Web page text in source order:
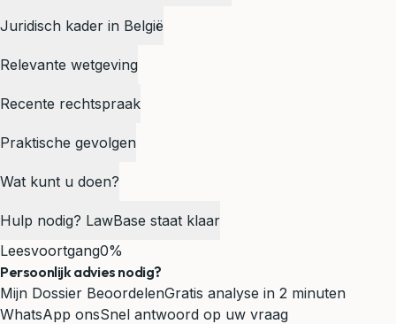
Juridisch kader in België
Relevante wetgeving
Recente rechtspraak
Praktische gevolgen
Wat kunt u doen?
Hulp nodig? LawBase staat klaar
Leesvoortgang0%
Persoonlijk advies nodig?
Mijn Dossier BeoordelenGratis analyse in 2 minuten
WhatsApp onsSnel antwoord op uw vraag